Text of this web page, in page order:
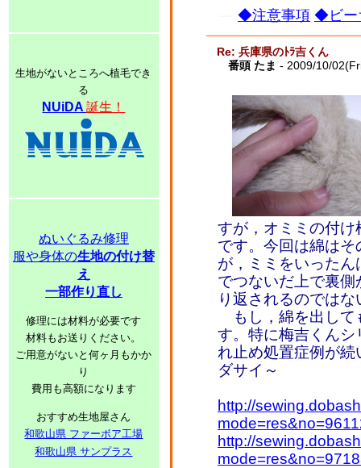
生地がないところへ植毛でき
る
NUiDA誕生！
ぬいぐるみ修理
服や身体の生地の付け替
え
一部作り直し
修理には材料が必要です
材料もお送りください。
ご用意がないと何ヶ月もかか
り
費用も高額になります
おすすめ生地屋さん
和歌山県 ファーボア工場
和歌山県 サンプラス
◆注意事項 ◆ビー
Re: 兵庫県のﾄﾗ吉くん
番頭 たま - 2009/10/
すが，オミミの付
です。今回は綿は
が，ミミをいった
でつないだ上で裏
り返されるのでは
もし，綿を出して
す。特に梅吉くん
れ止め処置症例が
ダサイ～
http://
http://